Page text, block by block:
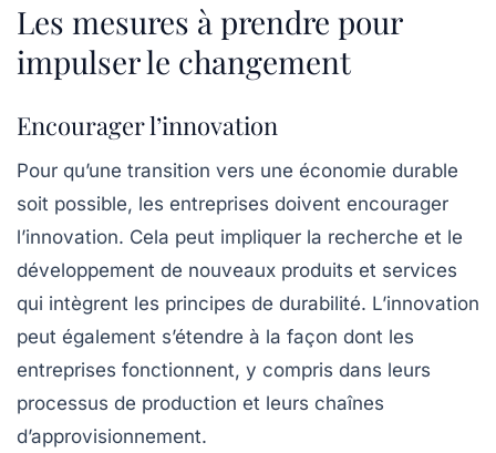
Les mesures à prendre pour
impulser le changement
Encourager l’innovation
Pour qu’une transition vers une économie durable
soit possible, les entreprises doivent encourager
l’innovation. Cela peut impliquer la recherche et le
développement de nouveaux produits et services
qui intègrent les principes de durabilité. L’innovation
peut également s’étendre à la façon dont les
entreprises fonctionnent, y compris dans leurs
processus de production et leurs chaînes
d’approvisionnement.